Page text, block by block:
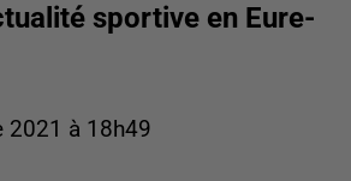
sportive en Eure-
2021 à 18h49